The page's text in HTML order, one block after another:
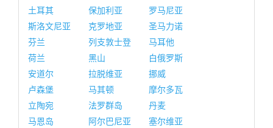
土耳其
保加利亚
罗马尼亚
斯洛文尼亚
克罗地亚
圣马力诺
芬兰
列支敦士登
马耳他
荷兰
黑山
白俄罗斯
安道尔
拉脱维亚
挪威
卢森堡
马其顿
摩尔多瓦
立陶宛
法罗群岛
丹麦
马恩岛
阿尔巴尼亚
塞尔维亚